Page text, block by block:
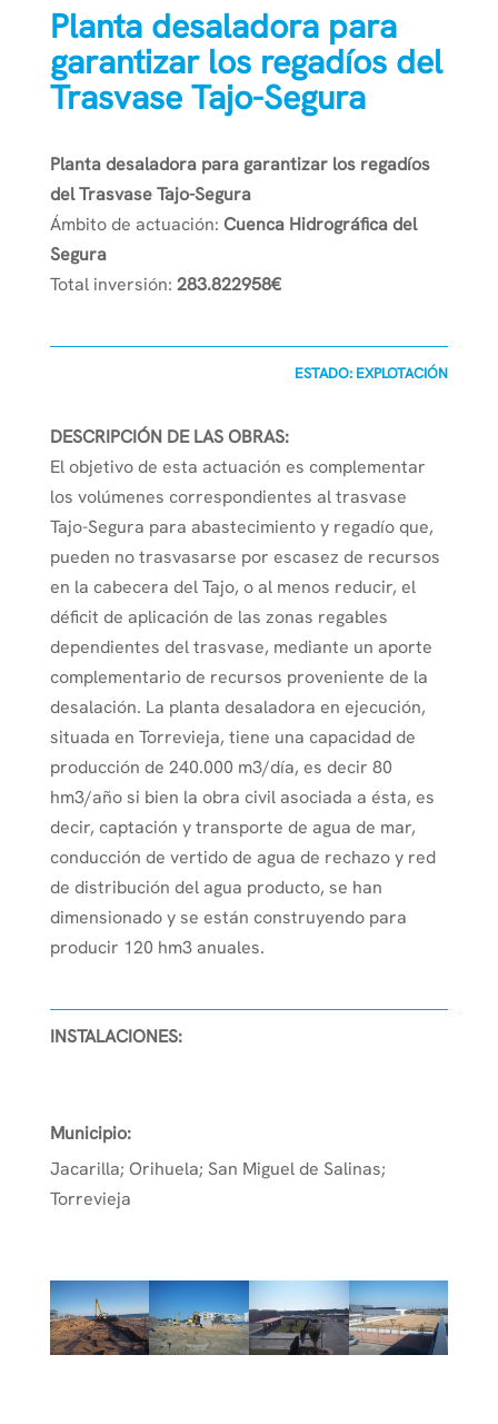
Planta desaladora para
garantizar los regadíos del
Trasvase Tajo-Segura
Planta desaladora para garantizar los regadíos
del Trasvase Tajo-Segura
Ámbito de actuación: Cuenca Hidrográfica del
Segura
Total inversión: 283.822958€
ESTADO: EXPLOTACIÓN
DESCRIPCIÓN DE LAS OBRAS:
El objetivo de esta actuación es complementar
los volúmenes correspondientes al trasvase
Tajo-Segura para abastecimiento y regadío que,
pueden no trasvasarse por escasez de recursos
en la cabecera del Tajo, o al menos reducir, el
déficit de aplicación de las zonas regables
dependientes del trasvase, mediante un aporte
complementario de recursos proveniente de la
desalación. La planta desaladora en ejecución,
situada en Torrevieja, tiene una capacidad de
producción de 240.000 m3/día, es decir 80
hm3/año si bien la obra civil asociada a ésta, es
decir, captación y transporte de agua de mar,
conducción de vertido de agua de rechazo y red
de distribución del agua producto, se han
dimensionado y se están construyendo para
producir 120 hm3 anuales.
INSTALACIONES:
Municipio:
Jacarilla; Orihuela; San Miguel de Salinas;
Torrevieja